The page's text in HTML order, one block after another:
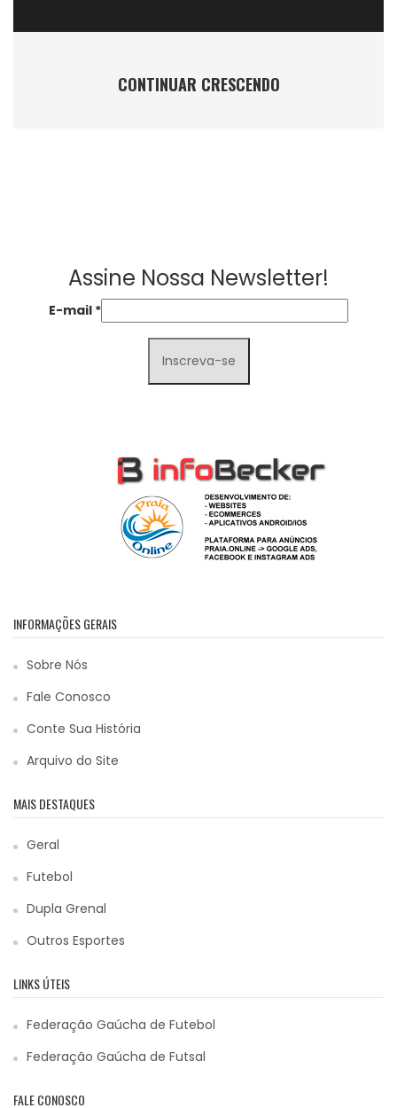
CONTINUAR CRESCENDO
Assine Nossa Newsletter!
E-mail *
INFORMAÇÕES GERAIS
Sobre Nós
Fale Conosco
Conte Sua História
Arquivo do Site
MAIS DESTAQUES
Geral
Futebol
Dupla Grenal
Outros Esportes
LINKS ÚTEIS
Federação Gaúcha de Futebol
Federação Gaúcha de Futsal
FALE CONOSCO